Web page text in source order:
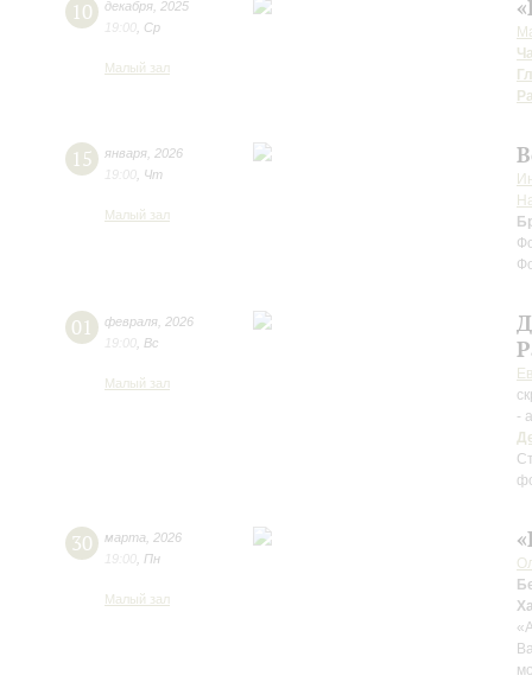
10 декабря 2025
19:00 Ср
Малый зал
15 января 2026
19:00 Чт
Малый зал
01 февраля 2026
19:00 Вс
Малый зал
-
30 марта
2026
19:00 Пн
Малый зал